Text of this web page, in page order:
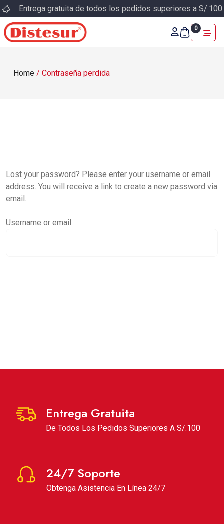
Entrega gratuita de todos los pedidos superiores a S/.100
0
Home / Contraseña perdida
Lost your password? Please enter your username or email
address. You will receive a link to create a new password via
email.
Username or email
Entrega Gratuita
De Todos Los Pedidos Superiores A S/.100
24/7 Soporte
Obtenga Asistencia En Línea 24/7